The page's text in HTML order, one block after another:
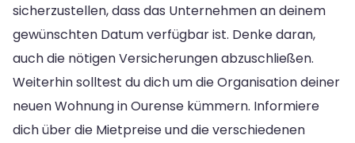
sicherzustellen, dass das Unternehmen an deinem
gewünschten Datum verfügbar ist. Denke daran,
auch die nötigen Versicherungen abzuschließen.
Weiterhin solltest du dich um die Organisation deiner
neuen Wohnung in Ourense kümmern. Informiere
dich über die Mietpreise und die verschiedenen